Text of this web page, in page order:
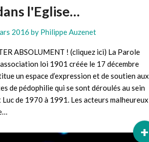
l'Eglise…
2016 by Philippe Auzenet
ABSOLUMENT ! (cliquez ici) La Parole
loi 1901 créée le 17 décembre
un espace d’expression et de soutien aux
de pédophilie qui se sont déroulés au sein
Luc de 1970 à 1991. Les acteurs malheureux
+